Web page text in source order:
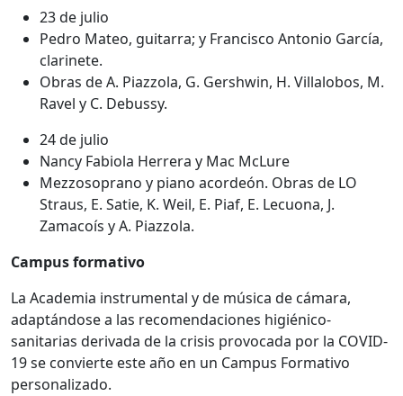
23 de julio
Pedro Mateo, guitarra; y Francisco Antonio García,
clarinete.
Obras de A. Piazzola, G. Gershwin, H. Villalobos, M.
Ravel y C. Debussy.
24 de julio
Nancy Fabiola Herrera y Mac McLure
Mezzosoprano y piano acordeón. Obras de LO
Straus, E. Satie, K. Weil, E. Piaf, E. Lecuona, J.
Zamacoís y A. Piazzola.
Campus formativo
La Academia instrumental y de música de cámara,
adaptándose a las recomendaciones higiénico-
sanitarias derivada de la crisis provocada por la COVID-
19 se convierte este año en un Campus Formativo
personalizado.